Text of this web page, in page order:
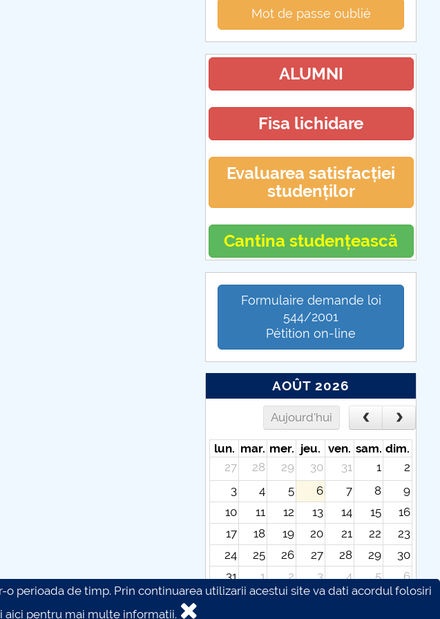
Mot de passe oublié
ALUMNI
Fisa lichidare
Evaluarea satisfacției
studenților
Cantina studențească
Formulaire demande loi
544/2001
Pétition on-line
AOÛT 2026
Aujourd'hui
lun. mar. mer. jeu. ven. sam. dim.
27
28 29 30 31 1
2
3
4 5 6 7 8
9
10
11 12 13 14 15
16
17
18 19 20 21 22
23
24
25 26 27 28 29
30
31
1 2 3 4 5
6
perioada de timp. Prin continuarea utilizarii acestui site va dati acordul folosiri
aici pentru mai multe informatii.